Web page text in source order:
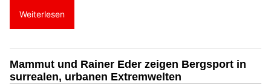
Weiterlesen
Mammut und Rainer Eder zeigen Bergsport in
surrealen, urbanen Extremwelten